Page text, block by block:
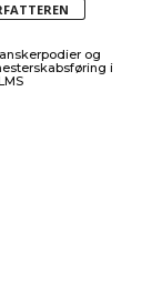
og
i